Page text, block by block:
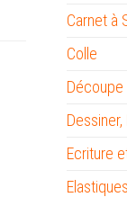
Carnet à
Colle
Ecriture
Elastiques